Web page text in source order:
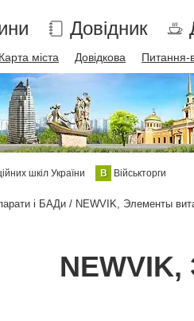
Довідник
Карта міста Довідкова Питання-
шкіл України В Військторги
і БАДи NEWVIK, Элементы